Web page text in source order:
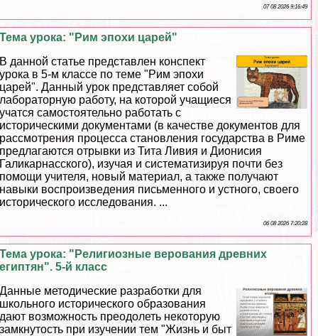
07 08 2026 9:16:49
Тема урока: "Рим эпохи царей"
В данной статье представлен конспект
урока в 5-м классе по теме "Рим эпохи
царей". Данный урок представляет собой
лабораторную работу, на которой учащиеся
учатся самостоятельно работать с
историческими документами (в качестве документов для
рассмотрения процесса становления государства в Риме
предлагаются отрывки из Тита Ливия и Дионисия
Галикарнасского), изучая и систематизируя почти без
помощи учителя, новый материал, а также получают
навыки воспроизведения письменного и устного, своего
исторического исследования. ...
06 08 2026 7:20:28
Тема урока: "Религиозные верования древних
египтян". 5-й класс
Данные методические разработки для
школьного исторического образования
дают возможность преодолеть некоторую
замкнутость при изучении тем "Жизнь и быт